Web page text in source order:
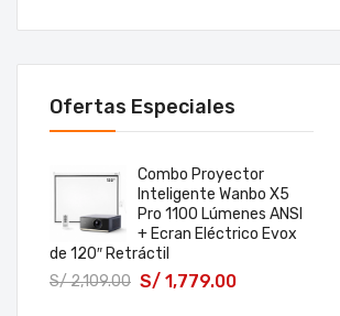
Ofertas Especiales
Combo Proyector
Inteligente Wanbo X5
Pro 1100 Lúmenes ANSI
+ Ecran Eléctrico Evox
de 120″ Retráctil
S/2,109.00 S/ 1,779.00